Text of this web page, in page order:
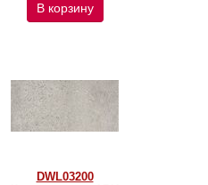
В корзину
DWL03200